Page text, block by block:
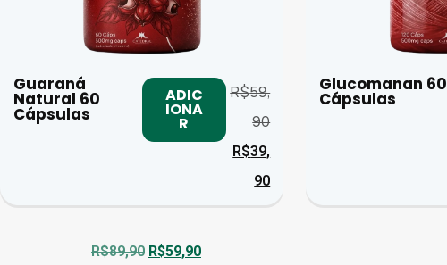
Guaraná
Natural 60
Cápsulas
ADIC
IONA
R
R$59,
90
R$39,
90
Glucomanan 60
Cápsulas
R$89,90 R$59,90